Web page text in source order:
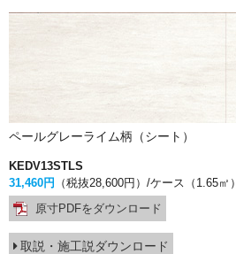
ペールグレーライム柄（シート）
KEDV13STLS
31,460円
（税抜28,600円） /ケース（1.65㎡）
原寸PDFをダウンロード
取説・施工説ダウンロード